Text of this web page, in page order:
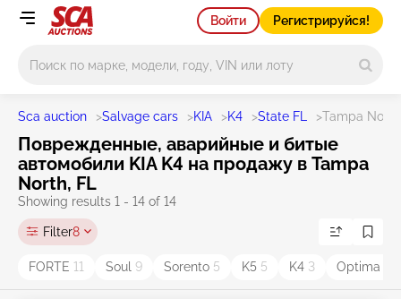
Войти Регистрируйся!
Sca auction >Salvage cars >KIA >K4 >State FL >Tampa North
Поврежденные, аварийные и битые
автомобили KIA K4 на продажу в Tampa
North, FL
Showing results 1 - 14 of 14
Filter8
FORTE 11 Soul 9 Sorento 5 K5 5 K4 3 Optima